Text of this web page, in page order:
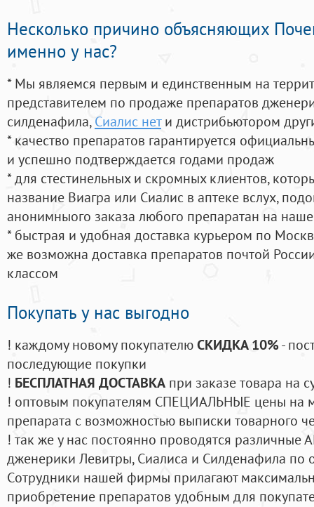
Несколько причино объясняющих
именно у нас?
* Мы являемся первым и единственным на
представителем по продаже препаратов
силденафила, Сиалис нети дистрибьютором
* качество препаратов гарантируется
и успешно подтверждается годами продаж
* для стестинельных и скромных клиентов,
название Виагра или Сиалис в аптеке вслух,
анонимныого заказа любого препаратан на
* быстрая и удобная доставка курьером по
же возможна доставка препаратов почтой
классом
Покупать у нас выгодно
! каждому новому покупателюСКИДКА 10%-
последующие покупки
! БЕСПЛАТНАЯ ДОСТАВКА при заказе товара на
! оптовым покупателям СПЕЦИАЛЬНЫЕ цены на
препарата с возможностью выписки товарного
! так же у нас постоянно проводятся
дженерики Левитры, Сиалиса и Силденафила по
Cотрудники нашей фирмы прилагают
приобретение препаратов удобным для